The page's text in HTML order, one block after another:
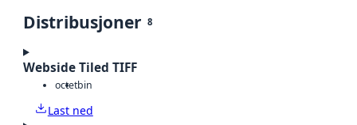
Distribusjoner 8
Webside Tiled TIFF
octetbin
Last ned